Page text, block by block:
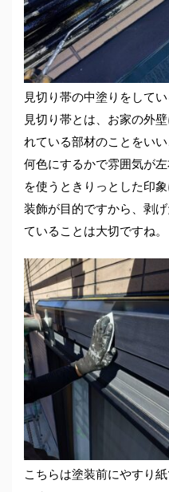
見切り帯の中塗りをしてい
見切り帯とは、お家の外
れている部材のことをい
何色にするかで雰囲気が
を使うときりっとした印象
装飾が目的ですから、剥
ていることは大切ですね。
こちらは塗装前にやすり